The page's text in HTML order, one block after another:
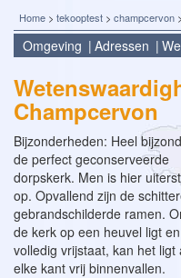
Home > tekooptest > champcervon >
Omgeving Adressen
Champcervon
Bijzonderheden: Heel
de perfect geconserveerde
dorpskerk. Men is hier
op. Opvallend zijn de
gebrandschilderde ramen.
de kerk op een heuvel ligt en
volledig vrijstaat, kan het ligt
elke kant vrij binnenvallen.